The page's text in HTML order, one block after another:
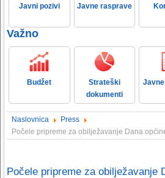
Javni pozivi Javne rasprave
Važno
Budžet
Strateški
dokumenti
Naslovnica
Press
Počele pripreme za obilježavanje Dana
Počele pripreme za obilježavanje